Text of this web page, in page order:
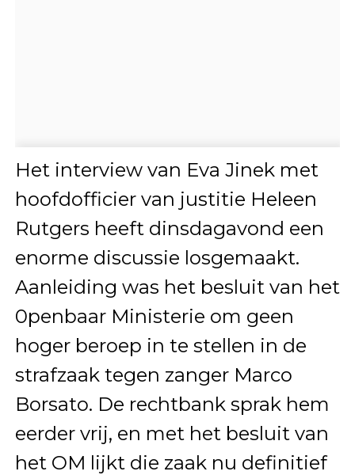
Het interview van Eva Jinek met
hoofdofficier van justitie Heleen
Rutgers heeft dinsdagavond een
enorme discussie losgemaakt.
Aanleiding was het besluit van het
0penbaar Ministerie om geen
hoger beroep in te stellen in de
strafzaak tegen zanger Marco
Borsato. De rechtbank sprak hem
eerder vrij, en met het besluit van
het OM lijkt die zaak nu definitief